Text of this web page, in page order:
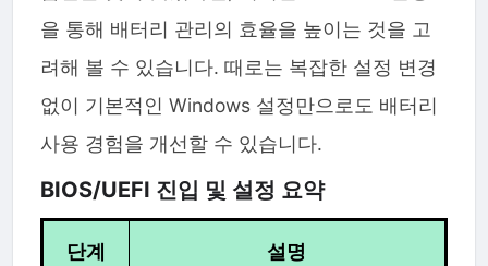
을 통해 배터리 관리의 효율을 높이는 것을 고
려해 볼 수 있습니다. 때로는 복잡한 설정 변경
없이 기본적인 Windows 설정만으로도 배터리
사용 경험을 개선할 수 있습니다.
BIOS/UEFI 진입 및 설정 요약
단계 설명